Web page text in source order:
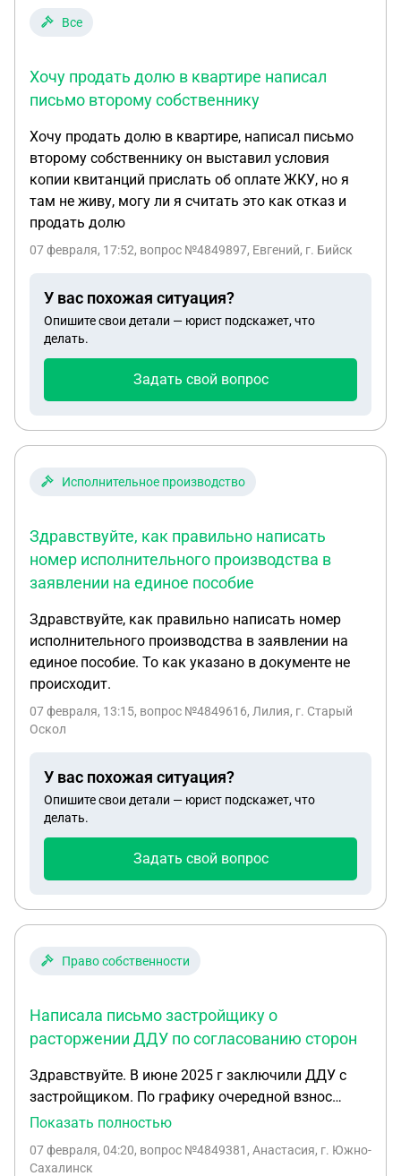
не было получено ни одного бумажного либо
также неверно указан почтовый адрес на
которые должны были приходить чеки об оплате.
Все
Хочу продать долю в квартире написал
письмо второму собственнику
Хочу продать долю в квартире, написал письмо
второму собственнику он выставил условия
копии квитанций прислать об оплате ЖКУ, но я
там не живу, могу ли я считать это как отказ и
продать долю
07 февраля, 17:52, вопрос №4849897, Евгений, г. Бийск
У вас похожая ситуация?
Опишите свои детали — юрист подскажет, что
делать.
Задать свой вопрос
Исполнительное производство
Здравствуйте, как правильно написать
номер исполнительного производства в
заявлении на единое пособие
Здравствуйте, как правильно написать номер
исполнительного производства в заявлении на
единое пособие. То как указано в документе не
происходит.
07 февраля, 13:15, вопрос №4849616, Лилия, г. Старый
Оскол
У вас похожая ситуация?
Опишите свои детали — юрист подскажет, что
делать.
Задать свой вопрос
Право собственности
Написала письмо застройщику о
расторжении ДДУ по согласованию сторон
Здравствуйте. В июне 2025 г заключили ДДУ с
застройщиком. По графику очередной взнос
должна внести в июне 2026г. Изменились
вносить платежи по ДДУ. Написала письмо
Показать полностью
07 февраля, 04:20, вопрос №4849381, Анастасия, г. Южно-
Сахалинск